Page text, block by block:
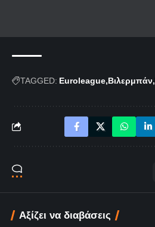
TAGGED: Euroleague Βιλερμπάν
Αξίζει να διαβάσεις